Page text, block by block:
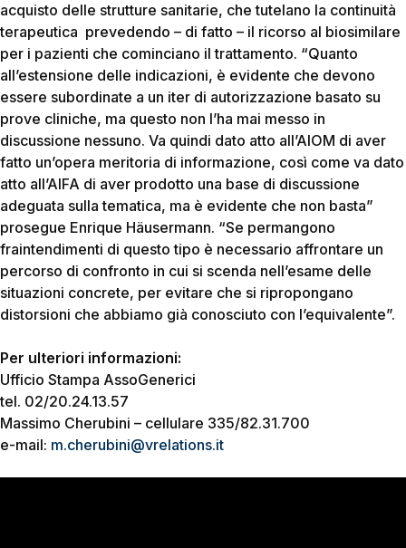
acquisto delle strutture sanitarie, che tutelano la continuità
terapeutica prevedendo – di fatto – il ricorso al biosimilare
per i pazienti che cominciano il trattamento. “Quanto
all’estensione delle indicazioni, è evidente che devono
essere subordinate a un iter di autorizzazione basato su
prove cliniche, ma questo non l’ha mai messo in
discussione nessuno. Va quindi dato atto all’AIOM di aver
fatto un’opera meritoria di informazione, così come va dato
atto all’AIFA di aver prodotto una base di discussione
adeguata sulla tematica, ma è evidente che non basta”
prosegue Enrique Häusermann. “Se permangono
fraintendimenti di questo tipo è necessario affrontare un
percorso di confronto in cui si scenda nell’esame delle
situazioni concrete, per evitare che si ripropongano
distorsioni che abbiamo già conosciuto con l’equivalente”.
Per ulteriori informazioni:
Ufficio Stampa AssoGenerici
tel. 02/20.24.13.57
Massimo Cherubini – cellulare 335/82.31.700
e-mail: m.cherubini@vrelations.it